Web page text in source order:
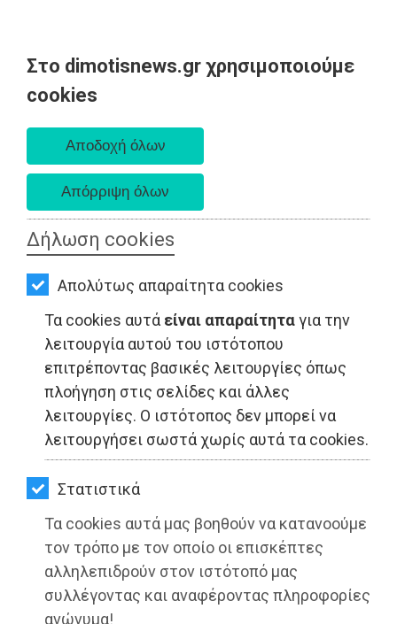
Στο dimotisnews.gr χρησιμοποιούμε
cookies
Δήλωση cookies
Απολύτως απαραίτητα cookies
Τα cookies αυτά είναι απαραίτηταγια την
λειτουργία αυτού του ιστότοπου
επιτρέποντας βασικές λειτουργίες όπως
πλοήγηση στις σελίδες και άλλες
λειτουργίες. Ο ιστότοπος δεν μπορεί να
λειτουργήσει σωστά χωρίς αυτά τα cookies.
Στατιστικά
Τα cookies αυτά μας βοηθούν να κατανοούμε
τον τρόπο με τον οποίο οι επισκέπτες
αλληλεπιδρούν στον ιστότοπό μας
συλλέγοντας και αναφέροντας πληροφορίες
ανώνυμα!
AΡΧΙΚΗ
ΕΙΔΗΣΕΙΣ
ΠΟΛΙΤΙΚΗ
ΤΟΠΙΚΗ
ΑΥΤΟΔΙΟΙΚΗΣΗ
ΟΙΚΟΝΟΜΙΑ
ΑΘΛΗΤΙΣΜΟΣ
ΠΟΛΙΤΙΣΜΟΣ
ΣΠΙΤΙ-
ΚΗΠΟΣ
ΥΓΕΙΑ
LIFESTYLE
ΤΑΞΙΔΙΑ
ΕΞΟΔΟΣ
ΠΕΡΙΒΑΛΛΟΝ
ΤΟΠΙΚΗ ΑΥΤΟΔΙΟΙΚΗΣΗ - Αχαρνές
Περιφέρεια Αττικής: Ξεκινά ένα από